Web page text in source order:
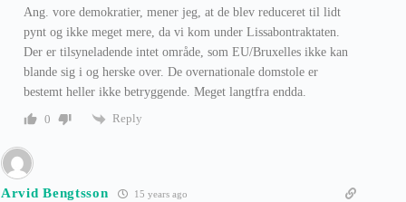
Ang. vore demokratier, mener jeg, at de blev reduceret til lidt
pynt og ikke meget mere, da vi kom under Lissabontraktaten.
Der er tilsyneladende intet område, som EU/Bruxelles ikke kan
blande sig i og herske over. De overnationale domstole er
bestemt heller ikke betryggende. Meget langtfra endda.
0
Reply
Arvid Bengtsson 15 years ago